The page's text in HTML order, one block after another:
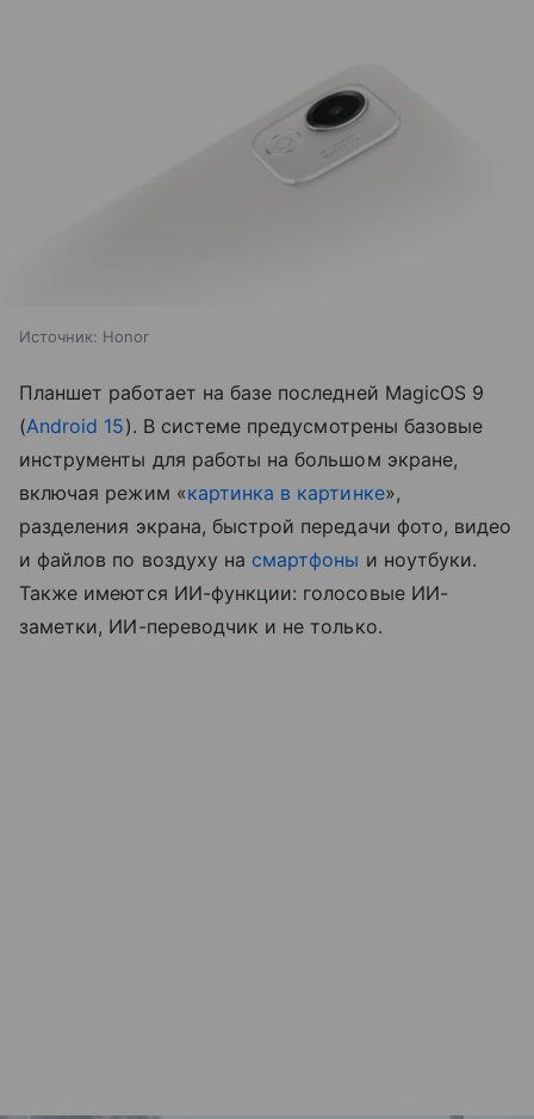
Источник: Honor
Планшет работает на базе последней MagicOS 9
(Android 15). В системе предусмотрены базовые
инструменты для работы на большом экране,
включая режим «картинка в картинке»,
разделения экрана, быстрой передачи фото, видео
и файлов по воздуху на смартфоны и ноутбуки.
Также имеются ИИ-функции: голосовые ИИ-
заметки, ИИ-переводчик и не только.